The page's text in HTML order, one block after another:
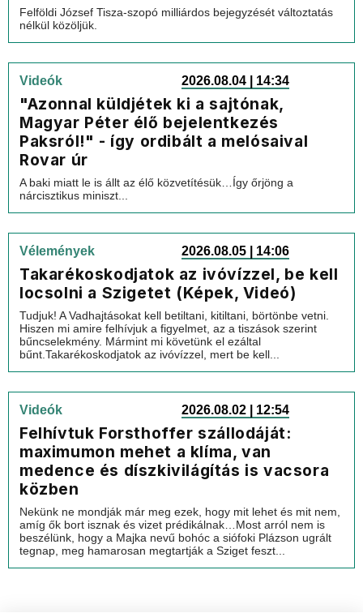
Felföldi József Tisza-szopó milliárdos bejegyzését változtatás
nélkül közöljük.
Videók 2026.08.04 | 14:34
"Azonnal küldjétek ki a sajtónak,
Magyar Péter élő bejelentkezés
Paksról!" - így ordibált a melósaival
Rovar úr
A baki miatt le is állt az élő közvetítésük…Így őrjöng a
nárcisztikus miniszt...
Vélemények 2026.08.05 | 14:06
Takarékoskodjatok az ivóvízzel, be kell
locsolni a Szigetet (Képek, Videó)
Tudjuk! A Vadhajtásokat kell betiltani, kitiltani, börtönbe vetni.
Hiszen mi amire felhívjuk a figyelmet, az a tiszások szerint
bűncselekmény. Mármint mi követünk el ezáltal
bűnt.Takarékoskodjatok az ivóvízzel, mert be kell...
Videók 2026.08.02 | 12:54
Felhívtuk Forsthoffer szállodáját:
maximumon mehet a klíma, van
medence és díszkivilágítás is vacsora
közben
Nekünk ne mondják már meg ezek, hogy mit lehet és mit nem,
amíg ők bort isznak és vizet prédikálnak…Most arról nem is
beszélünk, hogy a Majka nevű bohóc a siófoki Plázson ugrált
tegnap, meg hamarosan megtartják a Sziget feszt...